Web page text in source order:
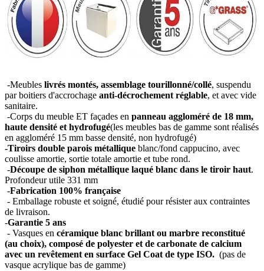
-Meubles livrés montés, assemblage tourillonné/collé, suspendu
par boitiers d'accrochage anti-décrochement réglable, et avec vide
sanitaire.
-Corps du meuble ET façades en panneau aggloméré de 18 mm,
haute densité et hydrofugé(les meubles bas de gamme sont réalisés
en aggloméré 15 mm basse densité, non hydrofugé)
-Tiroirs double parois métallique blanc/fond cappucino, avec
coulisse amortie, sortie totale amortie et tube rond.
-Découpe de siphon métallique laqué blanc dans le tiroir haut.
Profondeur utile 331 mm
-Fabrication 100% française
- Emballage robuste et soigné, étudié pour résister aux contraintes
de livraison.
-Garantie 5 ans
- Vasques en céramique blanc brillant ou marbre reconstitué
(au choix), composé de polyester et de carbonate de calcium
avec un revêtement en surface Gel Coat de type ISO. (pas de
vasque acrylique bas de gamme)